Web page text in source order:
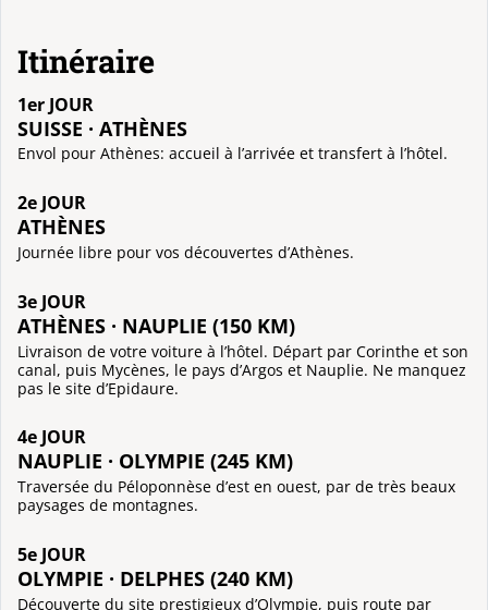
Itinéraire
1er JOUR
SUISSE · ATHÈNES
Envol pour Athènes: accueil à l’arrivée et transfert à l’hôtel.
2e JOUR
ATHÈNES
Journée libre pour vos découvertes d’Athènes.
3e JOUR
ATHÈNES · NAUPLIE (150 KM)
Livraison de votre voiture à l’hôtel. Départ par Corinthe et son
canal, puis Mycènes, le pays d’Argos et Nauplie. Ne manquez
pas le site d’Epidaure.
4e JOUR
NAUPLIE · OLYMPIE (245 KM)
Traversée du Péloponnèse d’est en ouest, par de très beaux
paysages de montagnes.
5e JOUR
OLYMPIE · DELPHES (240 KM)
Découverte du site prestigieux d’Olympie, puis route par